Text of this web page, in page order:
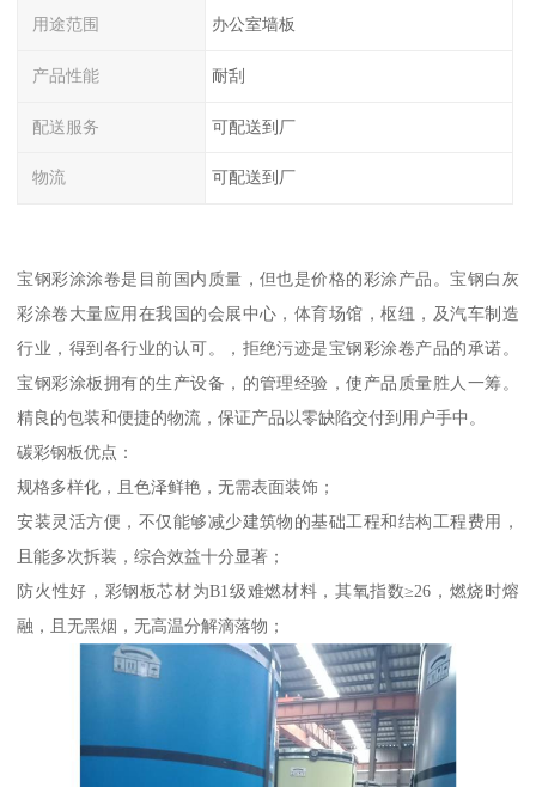
用途范围 办公室墙板
产品性能 耐刮
配送服务 可配送到厂
物流 可配送到厂
宝钢彩涂涂卷是目前国内质量，但也是价格的彩涂产品。宝钢白灰
彩涂卷大量应用在我国的会展中心，体育场馆，枢纽，及汽车制造
行业，得到各行业的认可。，拒绝污迹是宝钢彩涂卷产品的承诺。
宝钢彩涂板拥有的生产设备，的管理经验，使产品质量胜人一筹。
精良的包装和便捷的物流，保证产品以零缺陷交付到用户手中。
碳彩钢板优点：
规格多样化，且色泽鲜艳，无需表面装饰；
安装灵活方便，不仅能够减少建筑物的基础工程和结构工程费用，
且能多次拆装，综合效益十分显著；
防火性好，彩钢板芯材为B1级难燃材料，其氧指数≥26，燃烧时熔
融，且无黑烟，无高温分解滴落物；